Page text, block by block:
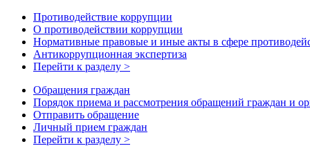
Противодействие коррупции
О противодействии коррупции
Нормативные правовые и иные акты в сфере
Антикоррупционная экспертиза
Перейти к разделу >
Обращения граждан
Порядок приема и рассмотрения обращений граждан и
Отправить обращение
Личный прием граждан
Перейти к разделу >